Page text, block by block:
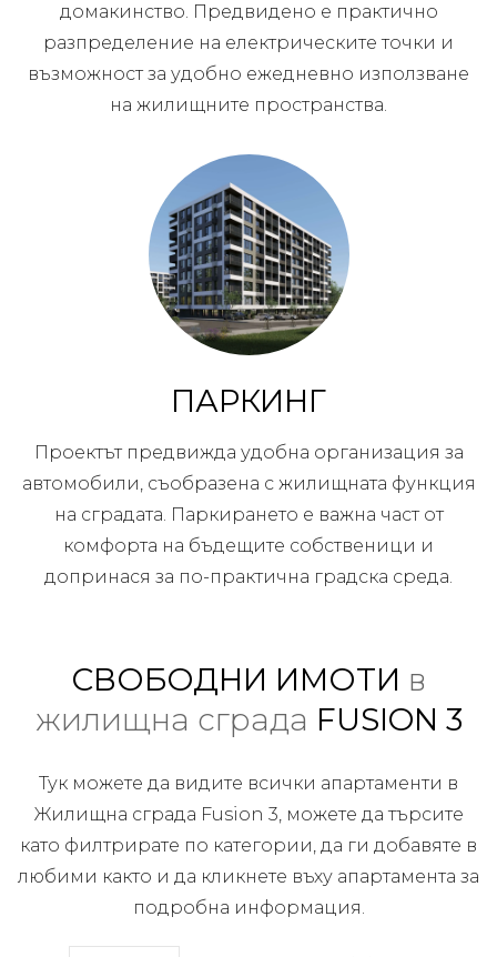
домакинство. Предвидено е практично
разпределение на електрическите точки и
възможност за удобно ежедневно използване
на жилищните пространства.
ПАРКИНГ
Проектът предвижда удобна организация за
автомобили, съобразена с жилищната функция
на сградата. Паркирането е важна част от
комфорта на бъдещите собственици и
допринася за по-практична градска среда.
СВОБОДНИ ИМОТИ в
жилищна сграда FUSION 3
Тук можете да видите всички апартаменти в
Жилищна сграда Fusion 3, можете да търсите
като филтрирате по категории, да ги добавяте в
любими както и да кликнете въху апартамента за
подробна информация.